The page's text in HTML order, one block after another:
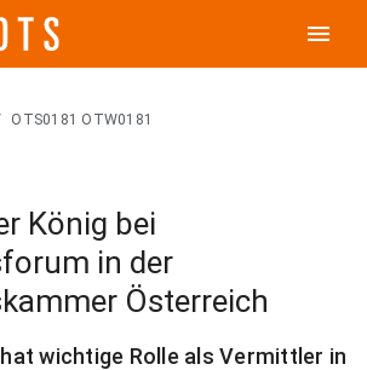
menu
OTS0181 OTW0181
König bei
in der
Österreich
wichtige Rolle als Vermittler in